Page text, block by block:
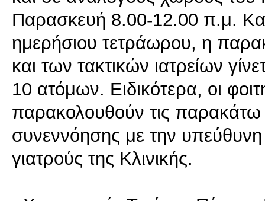
Παρασκευή 8.00-12.00 π.μ.
ημερήσιου τετράωρου, η
και των τακτικών ιατρείων
10 ατόμων. Ειδικότερα, οι
παρακολουθούν τις παρακάτω
συνεννόησης με την
γιατρούς της Κλινικής.